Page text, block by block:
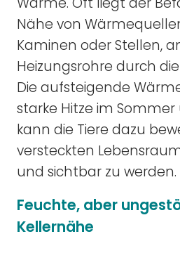
Nähe von
Kaminen oder Stellen,
Heizungsrohre durch
Die aufsteigende
starke Hitze im
kann die Tiere dazu
versteckten
und sichtbar zu werden.
Feuchte, aber
Kellernähe